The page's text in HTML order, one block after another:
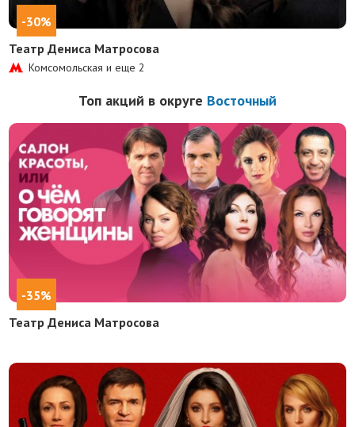
-30%
Театр Дениса Матросова
Комсомольская и еще2
Топ акций в округе Восточный
-35%
Театр Дениса Матросова